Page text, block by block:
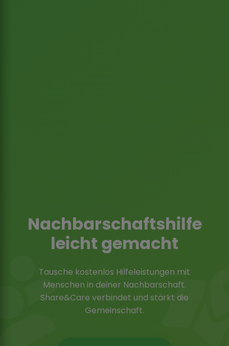
Nachbarschaftshilfe
leicht gemacht
Tausche kostenlos Hilfeleistungen mit
Menschen in deiner Nachbarschaft.
Share&Care verbindet und stärkt die
Gemeinschaft.